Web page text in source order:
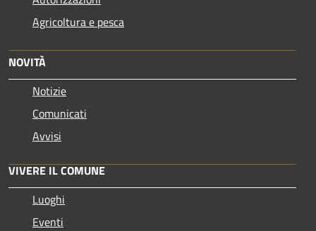
Agricoltura e pesca
NOVITÀ
Notizie
Comunicati
Avvisi
VIVERE IL COMUNE
Luoghi
Eventi